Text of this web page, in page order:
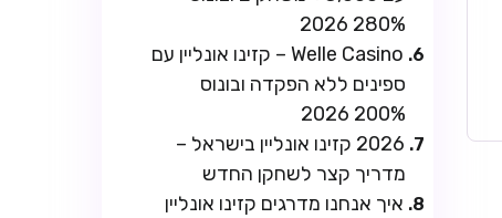
280% 2026
Welle Casino – קזינו אונליין עם
ספינים ללא הפקדה ובונוס
200% 2026
2026 קזינו אונליין בישראל –
מדריך קצר לשחקן החדש
איך אנחנו מדרגים קזינו אונליין